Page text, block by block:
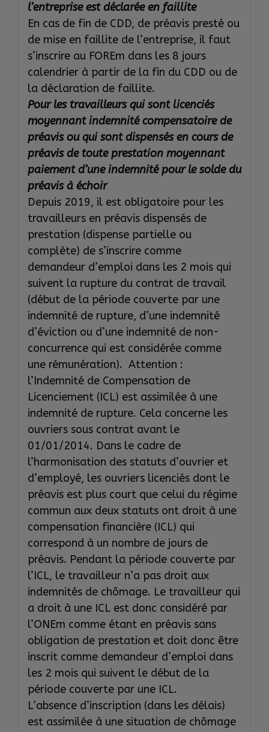
l’entreprise est déclarée en faillite
En cas de fin de CDD, de préavis presté ou
de mise en faillite de l’entreprise, il faut
s’inscrire au FOREm dans les 8 jours
calendrier à partir de la fin du CDD ou de
la déclaration de faillite.
Pour les travailleurs qui sont licenciés
moyennant indemnité compensatoire de
préavis ou qui sont dispensés en cours de
préavis de toute prestation moyennant
paiement d’une indemnité pour le solde du
préavis à échoir
Depuis 2019, il est obligatoire pour les
travailleurs en préavis dispensés de
prestation (dispense partielle ou
complète) de s’inscrire comme
demandeur d’emploi dans les 2 mois qui
suivent la rupture du contrat de travail
(début de la période couverte par une
indemnité de rupture, d’une indemnité
d’éviction ou d’une indemnité de non-
concurrence qui est considérée comme
une rémunération). Attention :
l’Indemnité de Compensation de
Licenciement (ICL) est assimilée à une
indemnité de rupture. Cela concerne les
ouvriers sous contrat avant le
01/01/2014. Dans le cadre de
l’harmonisation des statuts d’ouvrier et
d’employé, les ouvriers licenciés dont le
préavis est plus court que celui du régime
commun aux deux statuts ont droit à une
compensation financière (ICL) qui
correspond à un nombre de jours de
préavis. Pendant la période couverte par
l’ICL, le travailleur n’a pas droit aux
indemnités de chômage. Le travailleur qui
a droit à une ICL est donc considéré par
l’ONEm comme étant en préavis sans
obligation de prestation et doit donc être
inscrit comme demandeur d’emploi dans
les 2 mois qui suivent le début de la
période couverte par une ICL.
L’absence d’inscription (dans les délais)
est assimilée à une situation de chômage